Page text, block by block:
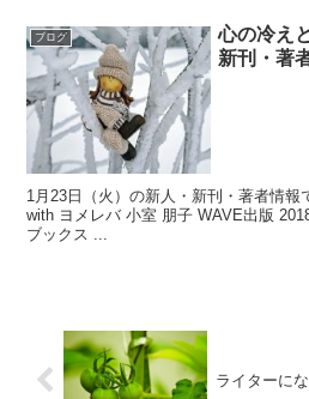
ブログ
心の冷え
新刊・著
1月23日（火）の新人・新刊・著者情報
with ヨメレバ 小室 朋子 WAVE出版
ブックス ...
ライターに